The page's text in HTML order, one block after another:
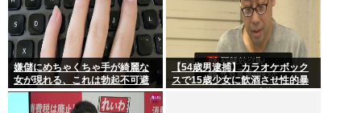
嫌儲にめちゃくちゃ手が綺麗な
女が現れる、これは勃起不可避
【54歳男逮捕】カラオケボック
スで15歳少女に飲酒させ性的暴